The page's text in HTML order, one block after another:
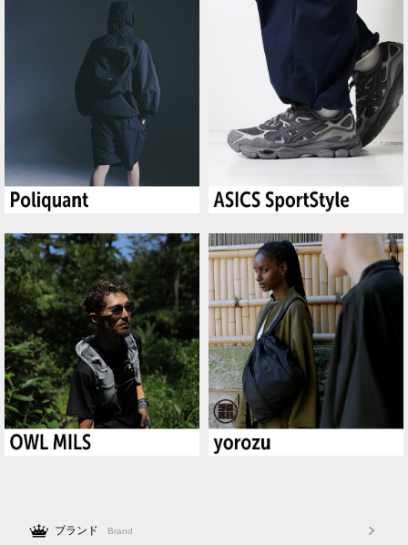
ブランド Brand